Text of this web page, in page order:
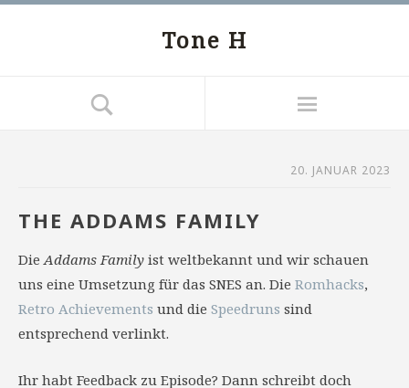
Tone H
20. JANUAR 2023
THE ADDAMS FAMILY
DieAddams Family ist weltbekannt und wir schauen
uns eine Umsetzung für das SNES an. Die Romhacks,
Retro Achievements und die Speedruns sind
entsprechend verlinkt.
Ihr habt Feedback zu Episode? Dann schreibt doch